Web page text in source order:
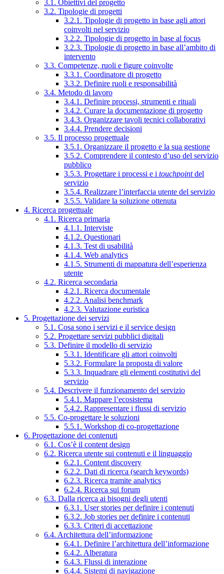
3.1. Obiettivi del progetto
3.2. Tipologie di progetti
3.2.1. Tipologie di progetto in base agli attori
coinvolti nel servizio
3.2.2. Tipologie di progetto in base al focus
3.2.3. Tipologie di progetto in base all’ambito di
intervento
3.3. Competenze, ruoli e figure coinvolte
3.3.1. Coordinatore di progetto
3.3.2. Definire ruoli e responsabilità
3.4. Metodo di lavoro
3.4.1. Definire processi, strumenti e rituali
3.4.2. Curare la documentazione di progetto
3.4.3. Organizzare tavoli tecnici collaborativi
3.4.4. Prendere decisioni
3.5. Il processo progettuale
3.5.1. Organizzare il progetto e la sua gestione
3.5.2. Comprendere il contesto d’uso del servizio
pubblico
3.5.3. Progettare i processi e i touchpointdel
servizio
3.5.4. Realizzare l’interfaccia utente del servizio
3.5.5. Validare la soluzione ottenuta
4. Ricerca progettuale
4.1. Ricerca primaria
4.1.1. Interviste
4.1.2. Questionari
4.1.3. Test di usabilità
4.1.4. Web analytics
4.1.5. Strumenti di mappatura dell’esperienza
utente
4.2. Ricerca secondaria
4.2.1. Ricerca documentale
4.2.2. Analisi benchmark
4.2.3. Valutazione euristica
5. Progettazione dei servizi
5.1. Cosa sono i servizi e il service design
5.2. Progettare servizi pubblici digitali
5.3. Definire il modello di servizio
5.3.1. Identificare gli attori coinvolti
5.3.2. Formulare la proposta di valore
5.3.3. Inquadrare gli elementi costitutivi del
servizio
5.4. Descrivere il funzionamento del servizio
5.4.1. Mappare l’ecosistema
5.4.2. Rappresentare i flussi di servizio
5.5. Co-progettare le soluzioni
5.5.1. Workshop di co-progettazione
6. Progettazione dei contenuti
6.1. Cos’è il content design
6.2. Ricerca utente sui contenuti e il linguaggio
6.2.1. Content discovery
6.2.2. Dati di ricerca (search keywords)
6.2.3. Ricerca tramite analytics
6.2.4. Ricerca sui forum
6.3. Dalla ricerca ai bisogni degli utenti
6.3.1. User stories per definire i contenuti
6.3.2. Job stories per definire i contenuti
6.3.3. Criteri di accettazione
6.4. Architettura dell’informazione
6.4.1. Definire l’architettura dell’informazione
6.4.2. Alberatura
6.4.3. Flussi di interazione
6.4.4. Sistemi di navigazione